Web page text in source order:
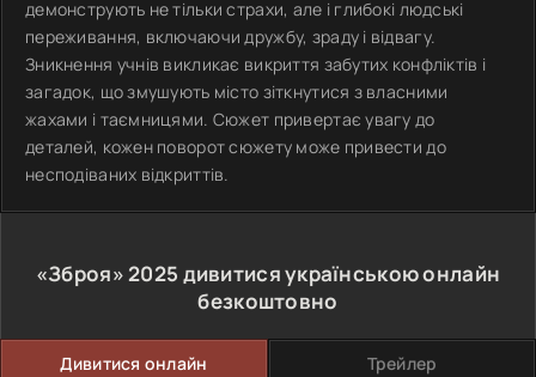
демонструють не тільки страхи, але і глибокі людські
переживання, включаючи дружбу, зраду і відвагу.
Зникнення учнів викликає викриття забутих конфліктів і
загадок, що змушують місто зіткнутися з власними
жахами і таємницями. Сюжет привертає увагу до
деталей, кожен поворот сюжету може привести до
несподіваних відкриттів.
«Зброя»2025 дивитися українською онлайн
безкоштовно
Дивитися онлайн Трейлер